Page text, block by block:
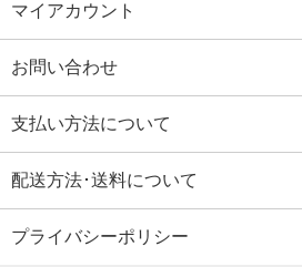
マイアカウント
お問い合わせ
支払い方法について
配送方法･送料について
プライバシーポリシー